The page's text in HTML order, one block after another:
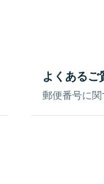
よくあるご
郵便番号に関